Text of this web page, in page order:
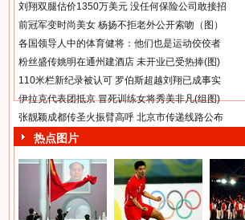
刘翔双腿估价1350万美元 没任何保险公司敢接招
前冠军变时尚美女 杨扬不拒老外公开索吻（图）
各国领导人中的体育健将：他们也是运动佼佼者
粉丝盛传姚明在通州建酒店 未开业已受热捧(图)
110米栏新纪录被认可 罗伯斯超越刘翔已成事实
伊拉克代表团抵京 冒死训练女将秀美非凡(组图)
张靓颖成都传圣火振臂高呼 北京市传递线路公布
热点图片